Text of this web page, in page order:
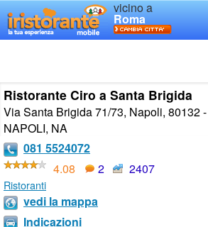
vicino a
Roma
Ristorante Ciro a Santa Brigida
Via Santa Brigida 71/73, Napoli, 80132
NAPOLI, NA
081 5524072
4.08
2 2407
Ristoranti
vedi la mappa
Indicazioni